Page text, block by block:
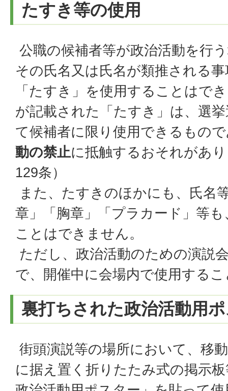
たすき等の使用
公職の候補者等が政治活動を行
その氏名又は氏名が類推される
「たすき」を使用することはで
が記載された「たすき」は、選
て候補者に限り使用できるもの
動の禁止に抵触するおそれがあ
129条）
また、たすきのほかにも、氏名
章」「胸章」「プラカード」等
ことはできません。
ただし、政治活動のための演説
で、開催中に会場内で使用する
裏打ちされた政治活動用
街頭演説等の場所において、移
に据え置く折りたたみ式の掲示